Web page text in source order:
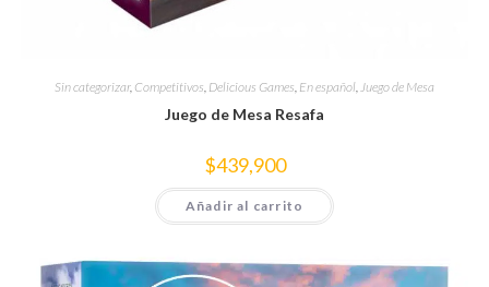
Sin categorizar, Competitivos, Delicious Games, En español,Juego de Mesa
Juego de Mesa Resafa
$439,900
Añadir al carrito